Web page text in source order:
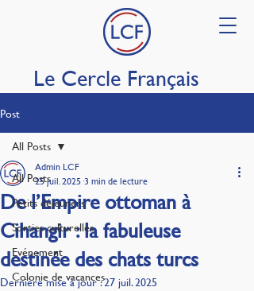
Le Cercle Français
Post
All Posts
Petits déjeuners
Sorties culturelles
Evénement
Colonie de vacances
All Posts
De l’Empire ottoman à
Cihangir : la fabuleuse
destinée des chats turcs
Admin LCF
25 juil. 2025 3 min de lecture
Dernière mise à jour :27 juil. 2025